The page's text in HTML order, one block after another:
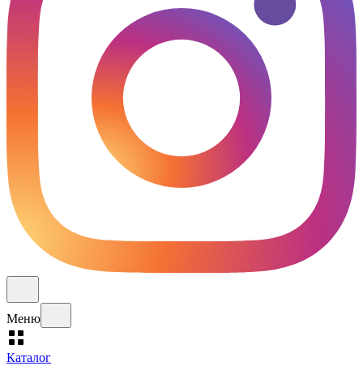
Меню
Каталог